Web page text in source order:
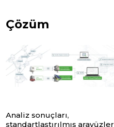
Çözüm
Analiz sonuçları,
standartlaştırılmış arayüzler